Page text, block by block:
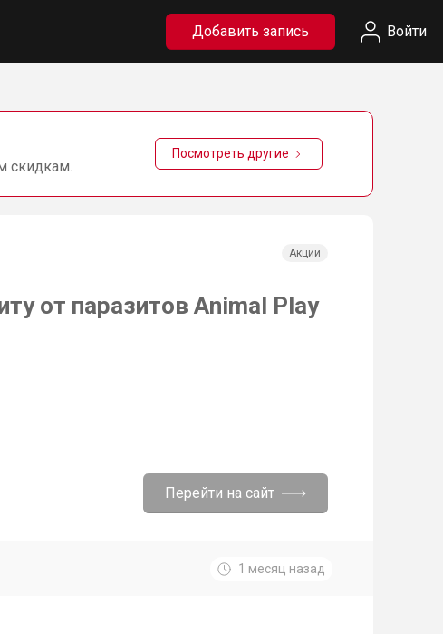
Добавить запись Войти
скидкам.
Посмотреть другие
Акции
от паразитов Animal Play
Перейти на сайт
1 месяц назад